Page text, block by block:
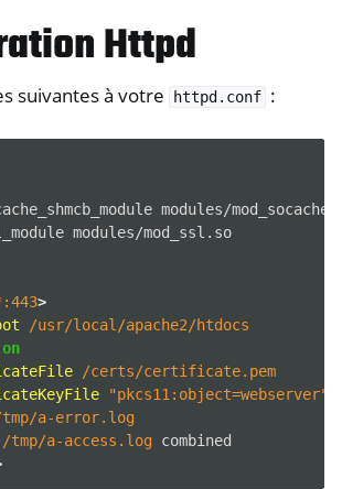
Httpd
suivantes à votre httpd.conf :
>
/usr/local/apache2/htdocs
on
/certs/certificate.pem
"pkcs11:object=webserver"
a-error.log
/tmp/a-access.log